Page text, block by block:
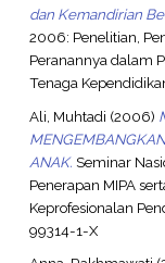
dan Kemandirian
2006: Penelitian,
Peranannya dalam
Tenaga
Ali, Muhtadi (2006)
ANAK. Seminar
Penerapan MIPA
Keprofesionalan
99314-1-X